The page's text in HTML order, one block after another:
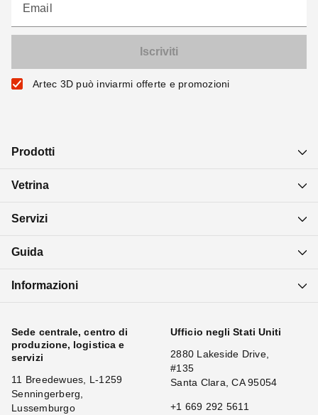
Email
Artec 3D può inviarmi offerte e promozioni
Prodotti
Vetrina
Servizi
Guida
Informazioni
Sede centrale, centro di
produzione, logistica e
servizi
11 Breedewues, L-1259
Senningerberg,
Lussemburgo
Ufficio negli Stati Uniti
2880 Lakeside Drive,
#135
Santa Clara, CA 95054
+1 669 292 5611